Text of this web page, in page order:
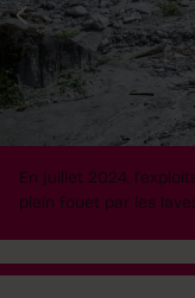
En juillet 2024,
plein fouet par les